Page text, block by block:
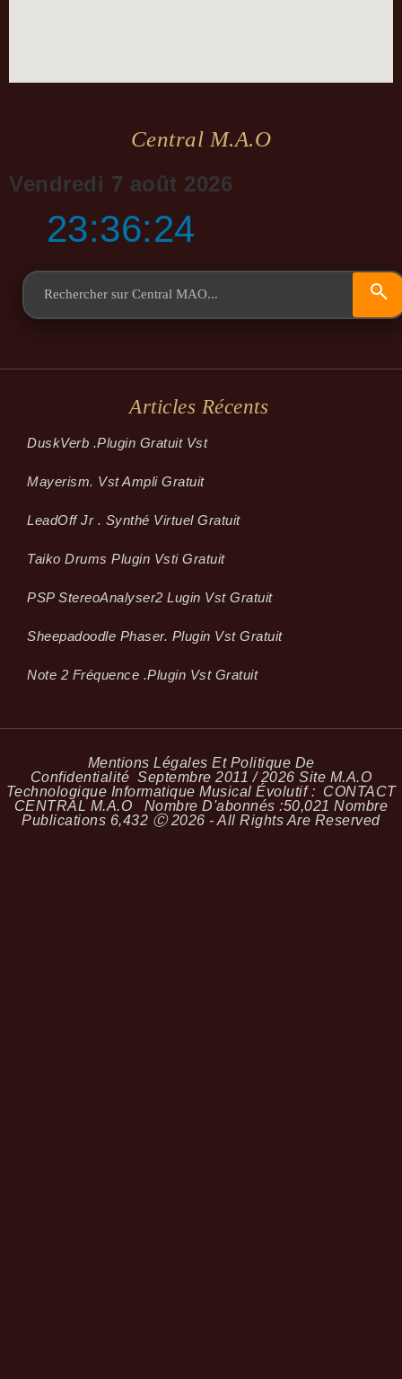
Central M.a.o
Vendredi 7 août 2026
23:36:25
Articles Récents
Dusk­Verb .plugin Gratuit Vst
Mayerism. Vst Ampli Gratuit
LeadOff Jr . Synthé Virtuel Gratuit
Taiko Drums Plugin Vsti Gratuit
PSP StereoAnalyser2 Lugin Vst Gratuit
Sheepadoodle Phaser. Plugin Vst Gratuit
Note 2 Fréquence .plugin Vst Gratuit
Mentions Légales Et Politique De
Confidentialité Septembre 2011 / 2026 Site M.A.O
Technologique Informatique Musical Évolutif : CONTACT
CENTRAL M.A.O Nombre D'abonnés :50,021 Nombre
Publications 6,432 Ⓒ 2026 - All Rights Are Reserved